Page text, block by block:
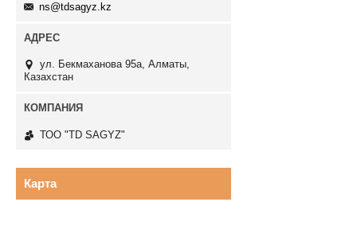
ns@tdsagyz.kz
ул. Бекмаханова 95а, Алматы,
Казахстан
ТОО "TD SAGYZ"
Карта